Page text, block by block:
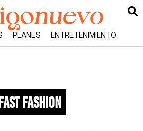
PLANES ENTRETENIMIENTO
fashion